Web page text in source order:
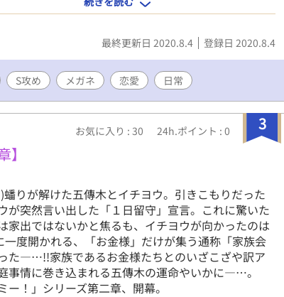
最終更新日 2020.8.4 登録日 2020.8.4
S攻め メガネ 恋愛 日常
3
お気に入り : 30 24h.ポイント : 0
蟠りが解けた五傳木とイチヨウ。引きこもりだった
が突然言い出した「１日留守」宣言。これに驚いた
家出ではないかと焦るも、イチヨウが向かったのは
一度開かれる、「お金様」だけが集う通称「家族会
た―…!!家族であるお金様たちとのいざこざや訳ア
事情に巻き込まれる五傳木の運命やいかに―…。
ー！」シリーズ第二章、開幕。